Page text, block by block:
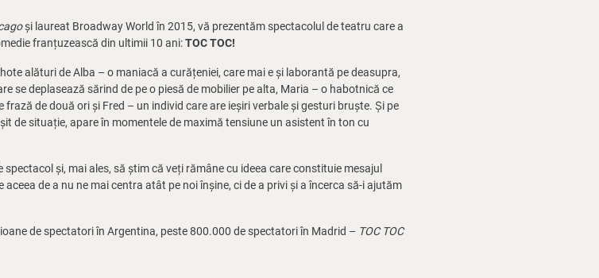
și laureat Broadway World în 2015, vă prezentăm spectacolul de teatru care a
franțuzească din ultimii 10 ani:TOC TOC!
alături de Alba – o maniacă a curățeniei, care mai e și laborantă pe deasupra,
se deplasează sărind de pe o piesă de mobilier pe alta, Maria – o habotnică ce
de două ori și Fred – un individ care are ieșiri verbale și gesturi bruște. Și pe
de situație, apare în momentele de maximă tensiune un asistent în ton cu
și, mai ales, să știm că veți rămâne cu ideea care constituie mesajul
de a nu ne mai centra atât pe noi înșine, ci de a privi și a încerca să-i ajutăm
de spectatori în Argentina, peste 800.000 de spectatori în Madrid – TOC TOC